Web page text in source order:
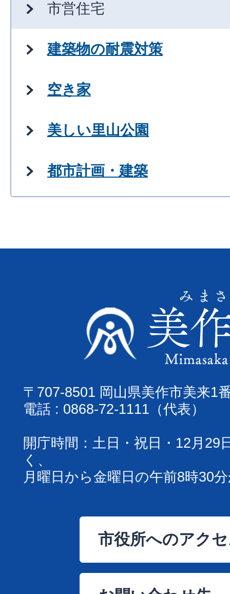
市営住宅
建築物の耐震対策
空き家
美しい里山公園
都市計画・建築
〒707-8501 岡山県美作市美来1
電話 : 0868-72-1111（代表）
開庁時間：土日・祝日・12月29
く、
月曜日から金曜日の午前8時30
市役所へのアク